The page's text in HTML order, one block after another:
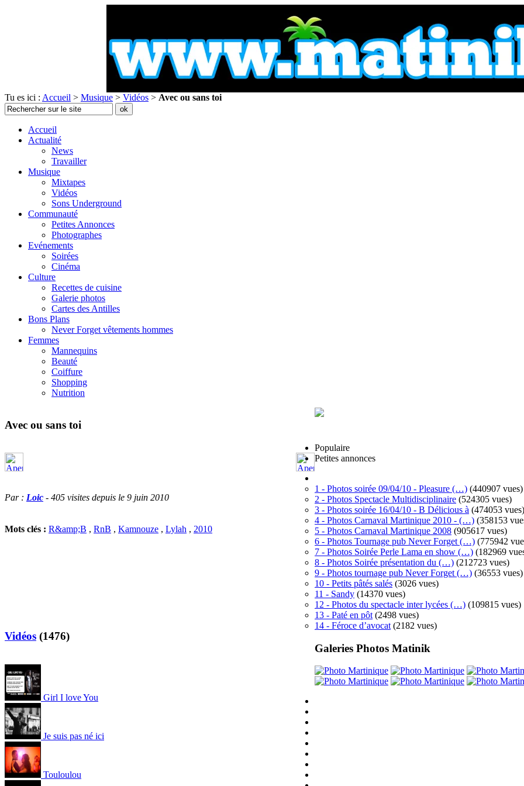
Tu es ici : Accueil > Musique > Vidéos > Avec ou sans toi
Accueil
Actualité
News
Travailler
Musique
Mixtapes
Vidéos
Sons Underground
Communauté
Petites Annonces
Photographes
Evénements
Soirées
Cinéma
Culture
Recettes de cuisine
Galerie photos
Cartes des Antilles
Bons Plans
Never Forget vêtements hommes
Femmes
Mannequins
Beauté
Coiffure
Shopping
Nutrition
Avec ou sans toi
Par : Loic - 405 visites depuis le 9 juin 2010
Mots clés : R&amp;B , RnB , Kamnouze , Lylah , 2010
Vidéos (1476)
Girl I love You
Je suis pas né ici
Touloulou
Populaire
Petites annonces
1 - Photos soirée 09/04/10 - Pleasure (…) (440907 vues)
2 - Photos Spectacle Multidisciplinaire (524305 vues)
3 - Photos soirée 16/04/10 - B Délicious à (474053 vues)
4 - Photos Carnaval Martinique 2010 - (…) (358153
5 - Photos Carnaval Martinique 2008 (905617 vues)
6 - Photos Tournage pub Never Forget (…) (775942
7 - Photos Soirée Perle Lama en show (…) (182969
8 - Photos Soirée présentation du (…) (212723 vues)
9 - Photos tournage pub Never Forget (…) (36553 vues)
10 - Petits pâtés salés (3026 vues)
11 - Sandy (14370 vues)
12 - Photos du spectacle inter lycées (…) (109815 vues)
13 - Paté en pôt (2498 vues)
14 - Féroce d’avocat (2182 vues)
Galeries Photos Matinik